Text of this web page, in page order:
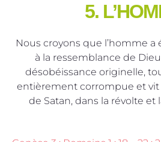
5.
Nous croyons que l’homme a
à la ressemblance de
désobéissance originelle,
entièrement corrompue et vit
de Satan, dans la révolte